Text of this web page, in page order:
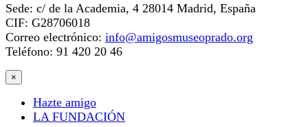
Sede: c/ de la Academia, 4 28014 Madrid, España
CIF: G28706018
Correo electrónico: info@amigosmuseoprado.org
Teléfono: 91 420 20 46
×
Hazte amigo
LA FUNDACIÓN